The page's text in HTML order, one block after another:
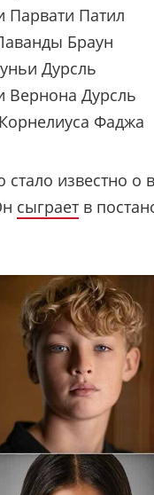
Парвати Патил
Браун
Дурсль
Вернона Дурсль
Фаджа
известно о
сыграет в